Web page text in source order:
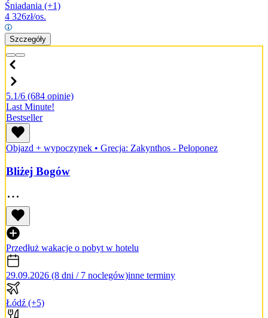
Śniadania (+1)
4 326zł/os.
Szczegóły
5.1/6 (684 opinie)
Last Minute!
Bestseller
Objazd + wypoczynek • Grecja: Zakynthos - Peloponez
Bliżej Bogów
Przedłuż wakacje o pobyt w hotelu
29.09.2026 (8 dni / 7 noclegów)inne terminy
Łódź (+5)